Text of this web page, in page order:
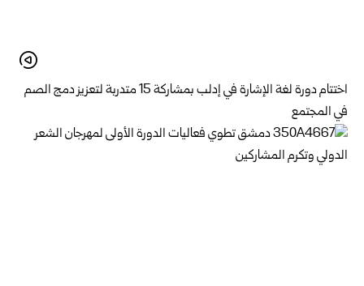
اختتام دورة لغة الإشارة في إدلب بمشاركة 15 متدربة لتعزيز دمج الصم
في المجتمع